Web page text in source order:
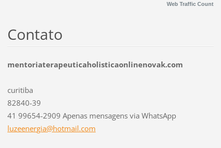
Web Traffic Count
Contato
mentoriaterapeuticaholisticaonlinenovak.com
curitiba
82840-39
41 99654-2909 Apenas mensagens via WhatsApp
luzeenergia@hotmail.com